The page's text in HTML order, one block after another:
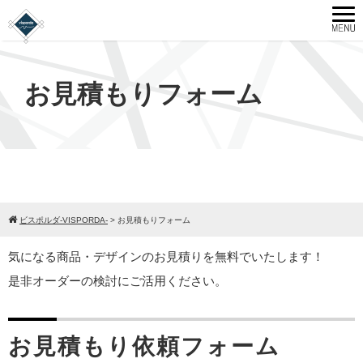
お見積もりフォーム
ビスポルダ-VISPORDA- > お見積もりフォーム
気になる商品・デザインのお見積りを無料でいたします！
是非オーダーの検討にご活用ください。
お見積もり依頼フォーム